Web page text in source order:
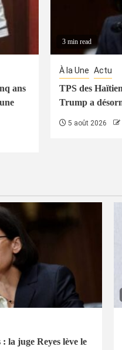
ans
3 min read
À la Une Actu
TPS des
Trump a
5 août 2026
la juge Reyes lève le